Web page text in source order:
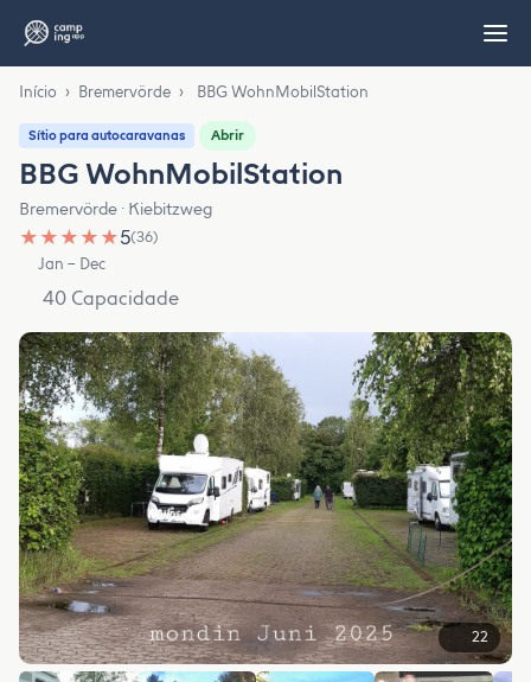
Início › Bremervörde › BBG WohnMobilStation
Sítio para autocaravanas Abrir
BBG WohnMobilStation
Bremervörde · Kiebitzweg
★ ★ ★ ★ ★5(36)
Jan – Dec
40 Capacidade
22